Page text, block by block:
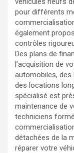
pour différents
également
contrôles
Des plans de
l’acquisition de
automobiles, des
des locations
spécialisé est
maintenance de
techniciens
détachées de la
réparer votre